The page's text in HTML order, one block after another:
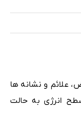
علائم و نشانه ها
انرژی به حالت